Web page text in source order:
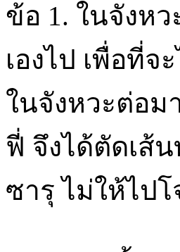
ข้อ 1. ในจังห
เองไป เพื่อที่
ในจังหวะต่อม
ฟี่ จึงได้ตัดเส้
ซารุ ไม่ให้ไป